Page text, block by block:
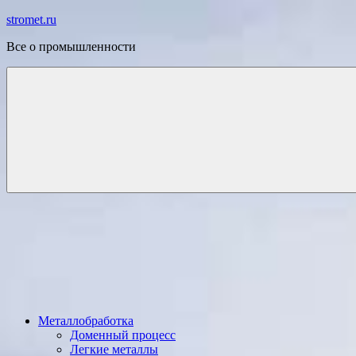
Перейти
содержимому
stromet.ru
Все о промышленности
Металлобработка
Доменный процесс
Легкие металлы